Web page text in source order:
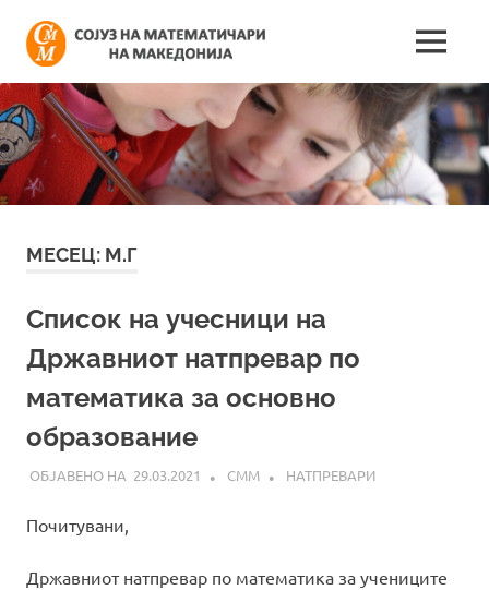
content
на
на
информации
поврзани
со
работата
на
MENU
МЕСЕЦ: М.Г
Список на учесници на
Државниот натпревар по
математика за основно
образование
29.03.2021 СММ НАТПРЕВАРИ
Почитувани,
Државниот натпревар по математика за учениците